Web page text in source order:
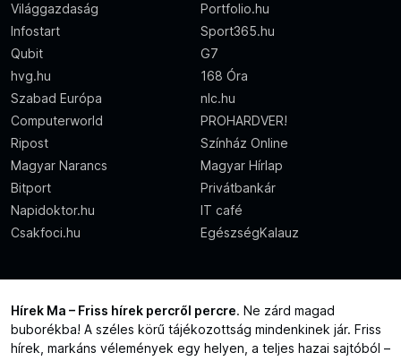
Világgazdaság
Portfolio.hu
Infostart
Sport365.hu
Qubit
G7
hvg.hu
168 Óra
Szabad Európa
nlc.hu
Computerworld
PROHARDVER!
Ripost
Színház Online
Magyar Narancs
Magyar Hírlap
Bitport
Privátbankár
Napidoktor.hu
IT café
Csakfoci.hu
EgészségKalauz
Hírek Ma – Friss hírek percről percre. Ne zárd magad
buborékba! A széles körű tájékozottság mindenkinek jár. Friss
hírek, markáns vélemények egy helyen, a teljes hazai sajtóból –